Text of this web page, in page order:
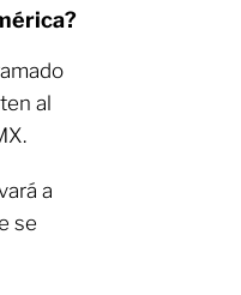
al
a
se